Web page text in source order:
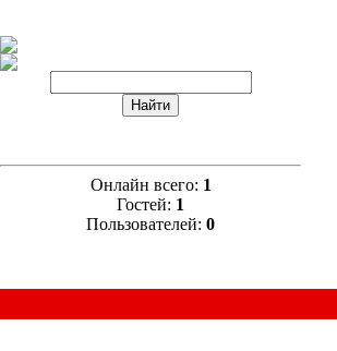
Онлайн всего: 1
Гостей: 1
Пользователей: 0